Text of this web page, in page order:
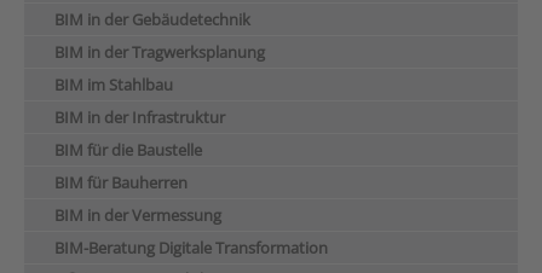
BIM in der Gebäudetechnik
BIM in der Tragwerksplanung
BIM im Stahlbau
BIM in der Infrastruktur
BIM für die Baustelle
BIM für Bauherren
BIM in der Vermessung
BIM-Beratung Digitale Transformation